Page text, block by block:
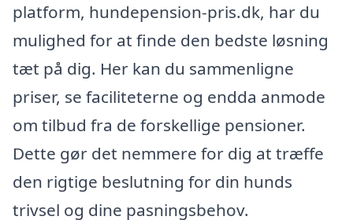
platform, hundepension-pris.dk, har du
mulighed for at finde den bedste løsning
tæt på dig. Her kan du sammenligne
priser, se faciliteterne og endda anmode
om tilbud fra de forskellige pensioner.
Dette gør det nemmere for dig at træffe
den rigtige beslutning for din hunds
trivsel og dine pasningsbehov.